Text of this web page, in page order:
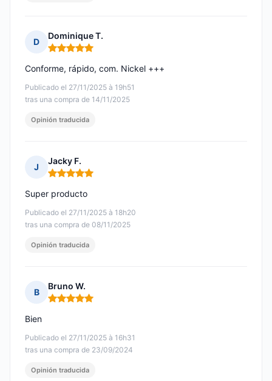
D
Dominique T.
Nota: 5 de 5
Publicado el 27/11/2025 à 19h51
tras una compra de 14/11/2025
Conforme, rápido, com. Nickel +++
Opinión traducida
J
Jacky F.
Nota: 5 de 5
Publicado el 27/11/2025 à 18h20
tras una compra de 08/11/2025
Super producto
Opinión traducida
B
Bruno W.
Nota: 5 de 5
Publicado el 27/11/2025 à 16h31
tras una compra de 23/09/2024
Bien
Opinión traducida